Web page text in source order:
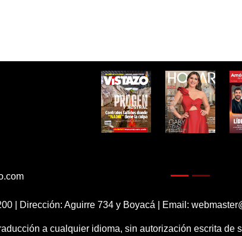
| Dirección: Aguirre 734 y Boyacá | Email:
a cualquier idioma, sin autorización escrita de